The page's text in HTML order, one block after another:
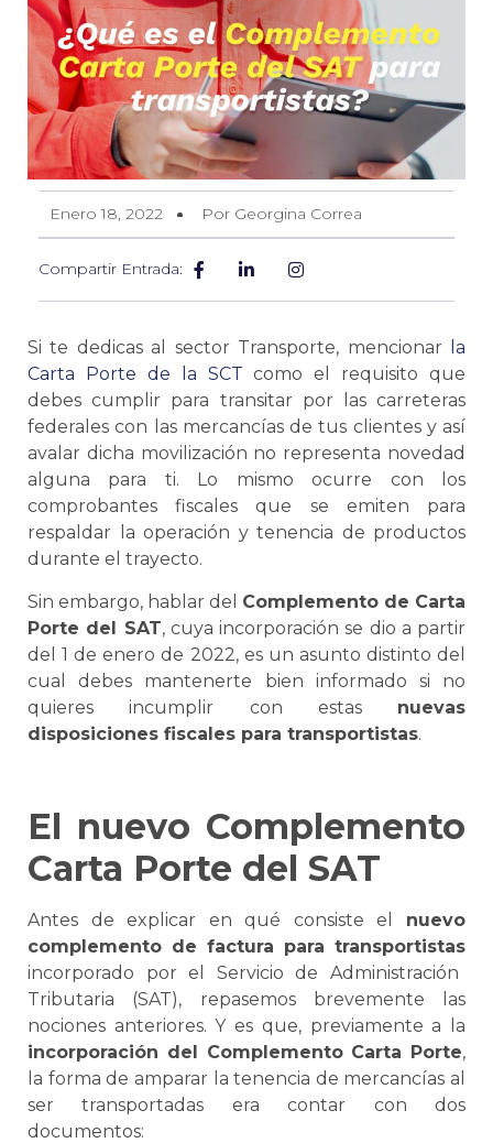
Enero 18, 2022 Por Georgina Correa
Compartir Entrada:
Si te dedicas al sector Transporte, mencionar
la
Carta Porte de la SCT como el requisito que
debes cumplir para transitar por las carreteras
federales con las mercancías de tus clientes y así
avalar dicha movilización no representa novedad
alguna para ti. Lo mismo ocurre con los
comprobantes fiscales que se emiten para
respaldar la operación y tenencia de productos
durante el trayecto.
Sin embargo, hablar del Complemento de Carta
Porte del SAT, cuya incorporaciónse dio a partir
del 1 de enero de 2022, es un asunto distinto del
cual debes mantenerte bien informado si no
quieres incumplir con estas nuevas
disposiciones fiscales para transportistas.
El nuevo Complemento
Carta Porte del SAT
Antes de explicar en qué consiste el nuevo
complemento de factura para transportistas
incorporado por el Servicio de Administración
Tributaria (SAT), repasemos brevemente las
nociones anteriores. Y es que, previamente a la
incorporación del Complemento Carta Porte,
la forma de amparar la tenencia de mercancías al
ser transportadas era contar con dos
documentos: